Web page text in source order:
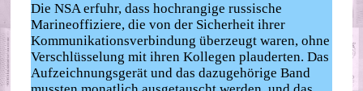
Die NSA erfuhr, dass hochrangige russische
Marineoffiziere, die von der Sicherheit ihrer
Kommunikationsverbindung überzeugt waren, ohne
Verschlüsselung mit ihren Kollegen plauderten. Das
Aufzeichnungsgerät und das dazugehörige Band